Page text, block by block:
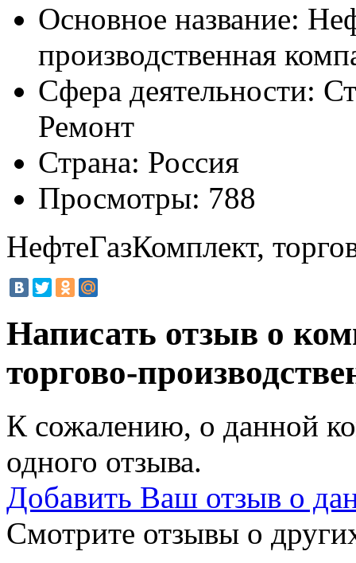
Основное название:
производственная
Сфера деятельности:
Ремонт
Страна: Россия
Просмотры: 788
НефтеГазКомплект,
Написать отзыв о
торгово-
К сожалению, о данной
одного отзыва.
Добавить Ваш отзыв о
Смотрите отзывы о